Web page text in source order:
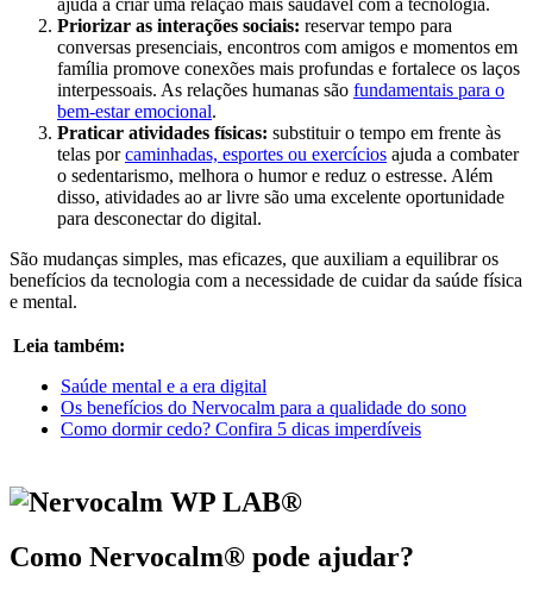
Priorizar as interações sociais: reservar tempo para
conversas presenciais, encontros com amigos e momentos em
família promove conexões mais profundas e fortalece os laços
interpessoais. As relações humanas são fundamentais para o
bem-estar emocional.
Praticar atividades físicas: substituir o tempo em frente às
telas porcaminhadas, esportes ou exercícios ajuda a combater
o sedentarismo, melhora o humor e reduz o estresse. Além
disso, atividades ao ar livre são uma excelente oportunidade
para desconectar do digital.
São mudanças simples, mas eficazes, que auxiliam a equilibrar os
benefícios da tecnologia com a necessidade de cuidar da saúde física
e mental.
Leia também:
Saúde mental e a era digital
Os benefícios do Nervocalm para a qualidade do sono
Como dormir cedo? Confira 5 dicas imperdíveis
Como Nervocalm® pode ajudar?